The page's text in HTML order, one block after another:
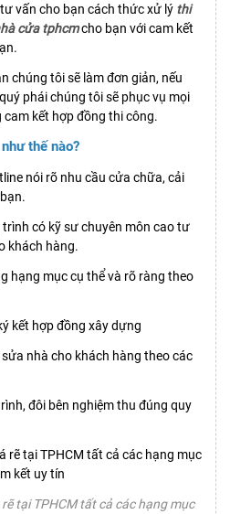
vấn cho bạn cách thức xử lý thi
cửa tphcmcho bạn với cam kết
chúng tôi sẽ làm đơn giản, nếu
phái chúng tôi sẽ phục vụ mọi
kết hợp đồng thi công.
thế nào?
nói rõ nhu cầu cửa chữa, cải
có kỹ sư chuyên môn cao tư
khách hàng.
hạng mục cụ thể và rõ ràng theo
kết hợp đồng xây dựng
nhà cho khách hàng theo các
đôi bên nghiệm thu đúng quy
tại TPHCM tất cả các hạng mục